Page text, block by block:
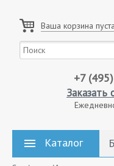
Ваша корзина пуста
+7
Заказать
Каталог